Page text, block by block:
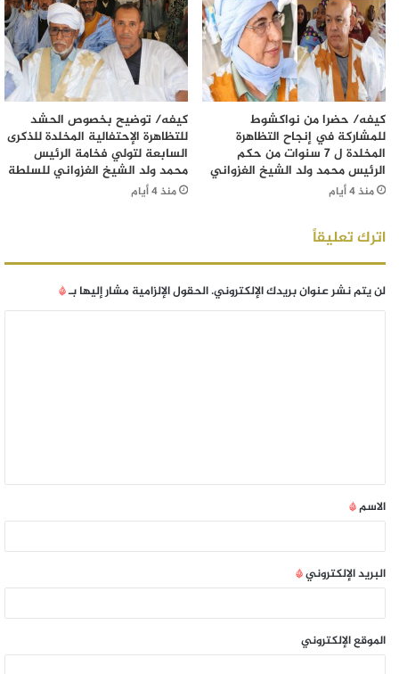
كيفه/ حضرا من نواكشوط
للمشاركة في إنجاح التظاهرة
المخلدة ل 7 سنوات من حكم
الرئيس محمد ولد الشيخ الغزواني
منذ 4 أيام
كيفه/ توضيح بخصوص الحشد
للتظاهرة الإحتفالية المخلدة للذكرى
السابعة لتولي فخامة الرئيس
محمد ولد الشيخ الغزواني للسلطة
منذ 4 أيام
اترك تعليقاً
لن يتم نشر عنوان بريدك الإلكتروني.الحقول الإلزامية مشار إليها بـ*
الاسم*
البريد الإلكتروني*
الموقع الإلكتروني